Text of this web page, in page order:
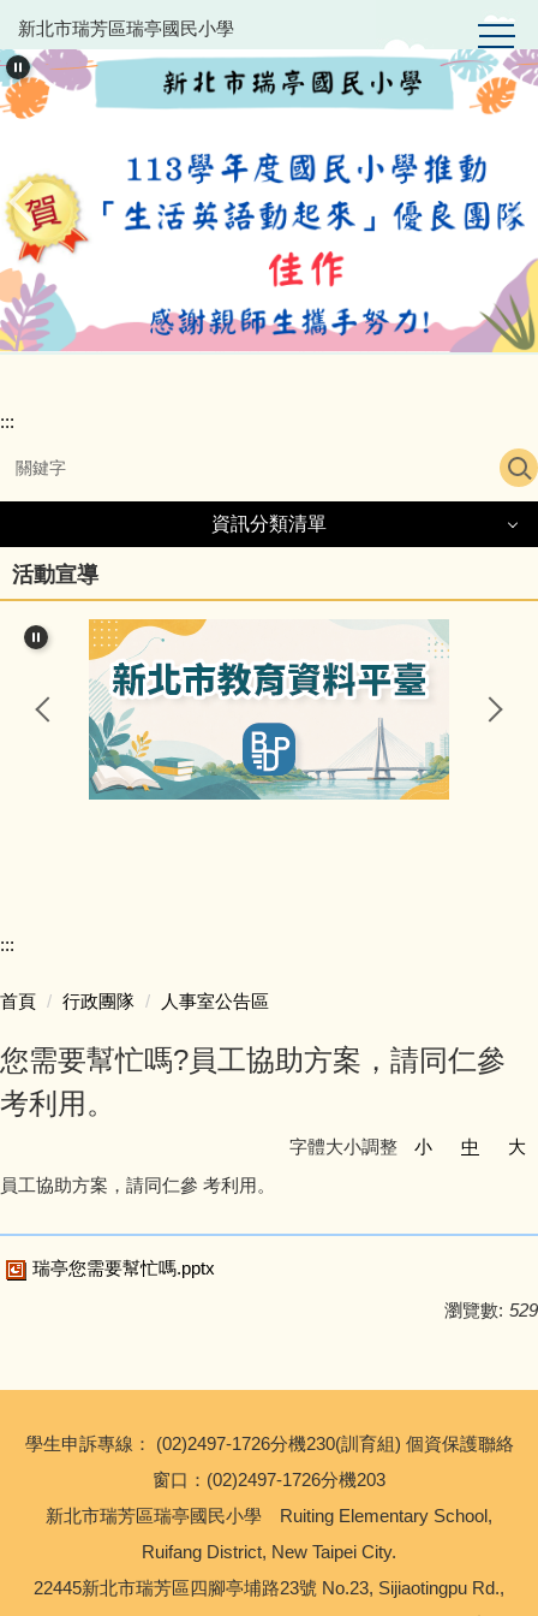
跳
到
主
要
內
區
新北市瑞芳區瑞亭國民小學
:::
資訊分類清單
行政團隊
榮譽事項與學校相關訊息
瑞亭國小臺灣母語日網站
瑞亭臺灣母語資源連結
防疫資訊與停課不停學專區
友善校園專區
政策宣導與相關資源
瑞亭教育基金會
公職人員利益衝突迴避專區
活動宣導
:::
首頁 行政團隊 人事室公告區
您需要幫忙嗎?員工協助方案，請同仁參
考利用。
字體大小調整 小 中
大
員工協助方案，請同仁參 考利用。
瑞亭您需要幫忙嗎.pptx
瀏覽數: 529
學生申訴專線： (02)2497-1726分機230(訓育組) 個資保護聯絡
窗口：(02)2497-1726分機203
新北市瑞芳區瑞亭國民小學 Ruiting Elementary School,
Ruifang District, New Taipei City.
22445新北市瑞芳區四腳亭埔路23號 No.23, Sijiaotingpu Rd.,